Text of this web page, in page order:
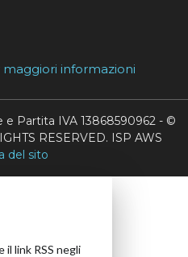
informazioni
e Partita IVA 13868590962 - ©
RESERVED. ISP AWS
del sito
il link RSS negli